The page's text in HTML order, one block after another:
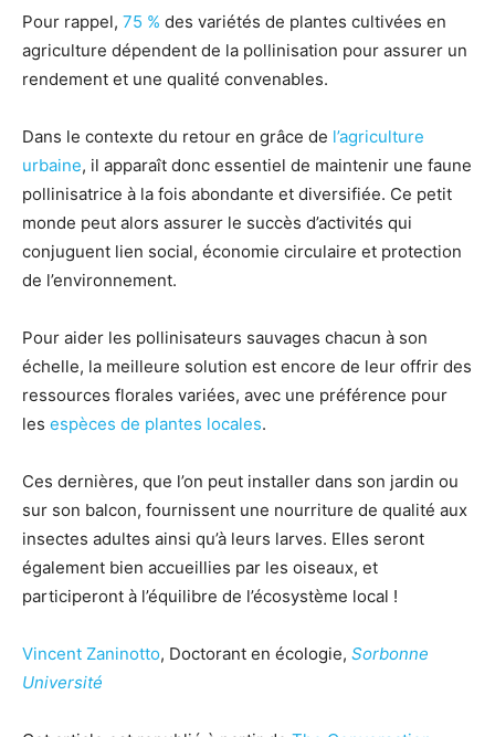
Pour rappel, 75 % des variétés de plantes cultivées en
agriculture dépendent de la pollinisation pour assurer un
rendement et une qualité convenables.
Dans le contexte du retour en grâce de l’agriculture
urbaine, il apparaît donc essentiel de maintenir une faune
pollinisatrice à la fois abondante et diversifiée. Ce petit
monde peut alors assurer le succès d’activités qui
conjuguent lien social, économie circulaire et protection
de l’environnement.
Pour aider les pollinisateurs sauvages chacun à son
échelle, la meilleure solution est encore de leur offrir des
ressources florales variées, avec une préférence pour
les espèces de plantes locales.
Ces dernières, que l’on peut installer dans son jardin ou
sur son balcon, fournissent une nourriture de qualité aux
insectes adultes ainsi qu’à leurs larves. Elles seront
également bien accueillies par les oiseaux, et
participeront à l’équilibre de l’écosystème local !
Vincent Zaninotto, Doctorant en écologie, Sorbonne
Université